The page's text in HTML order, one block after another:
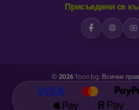
Присъедини се
© 2026 foon.bg. Всички